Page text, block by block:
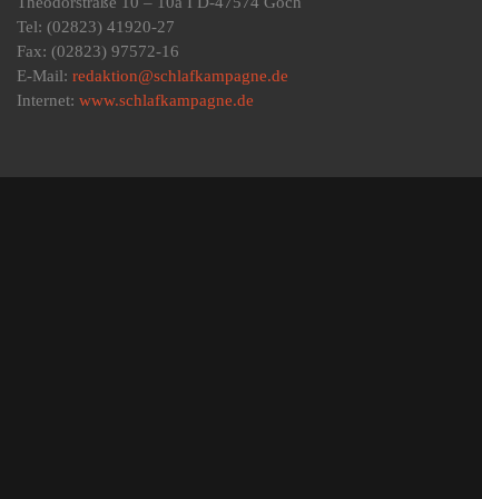
Tel: (02823) 41920-27
Fax: (02823) 97572-16
E-Mail: redaktion@schlafkampagne.de
Internet: www.schlafkampagne.de